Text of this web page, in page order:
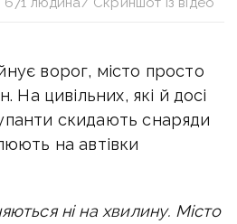
ворог, місто просто
На цивільних, які й досі
скидають снаряди
на автівки
ні на хвилину. Місто